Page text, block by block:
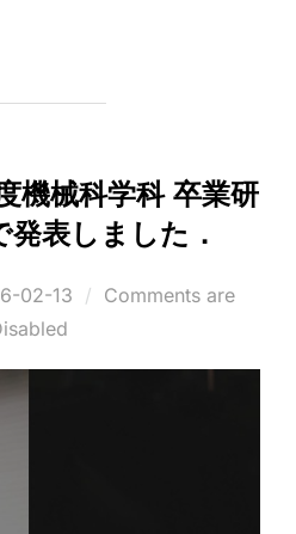
機械科学科 卒業研
発表しました．
02-13
Comments are